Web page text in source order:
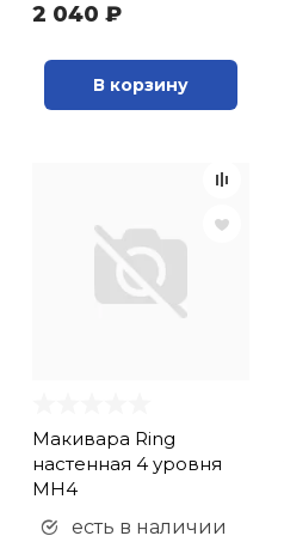
2 040 ₽
В корзину
Макивара Ring
настенная 4 уровня
МН4
есть в наличии